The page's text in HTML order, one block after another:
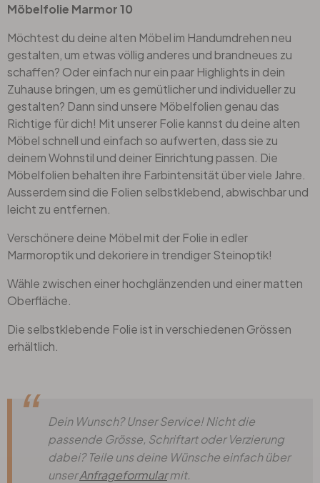
Möbelfolie Marmor 10
Möchtest du deine alten Möbel im Handumdrehen neu
gestalten, um etwas völlig anderes und brandneues zu
schaffen? Oder einfach nur ein paar Highlights in dein
Zuhause bringen, um es gemütlicher und individueller zu
gestalten? Dann sind unsere Möbelfolien genau das
Richtige für dich! Mit unserer Folie kannst du deine alten
Möbel schnell und einfach so aufwerten, dass sie zu
deinem Wohnstil und deiner Einrichtung passen. Die
Möbelfolien behalten ihre Farbintensität über viele Jahre.
Ausserdem sind die Folien selbstklebend, abwischbar und
leicht zu entfernen.
Verschönere deine Möbel mit der Folie in edler
Marmoroptik und dekoriere in trendiger Steinoptik!
Wähle zwischen einer hochglänzenden und einer matten
Oberfläche.
Die selbstklebende Folie ist in verschiedenen Grössen
erhältlich.
Dein Wunsch? Unser Service! Nicht die
passende Grösse, Schriftart oder Verzierung
dabei? Teile uns deine Wünsche einfach über
unserAnfrageformularmit.